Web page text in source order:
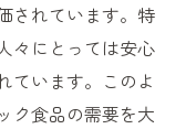
されています。特
々にとっては安心
ています。このよ
ク食品の需要を大